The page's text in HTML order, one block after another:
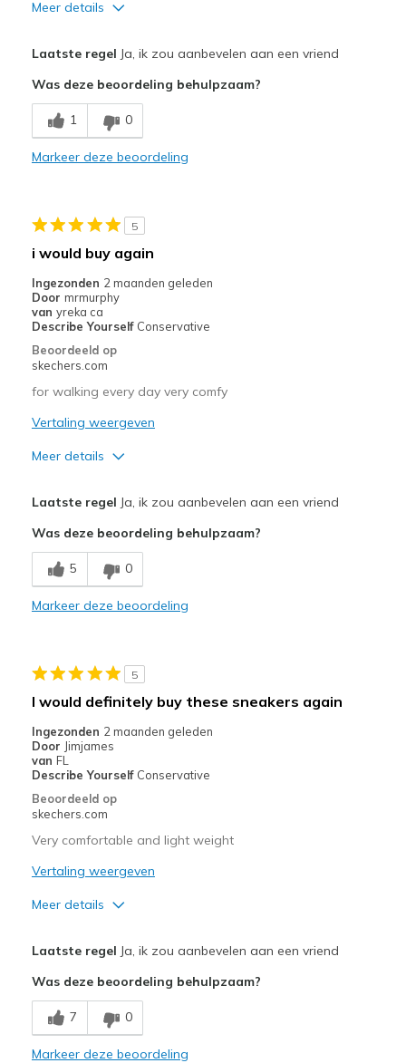
Meer details
Comfortable
Beste toepassingen
Casual Wear
Special Occasions
Width
Sizing
Feels true to size
View On Shoes
Laatste regel Ja, ik zou aanbevelen aan een vriend
Was deze beoordeling behulpzaam?
1 0
Markeer deze beoordeling
5
i would buy again
Ingezonden 2 maanden geleden
Door mrmurphy
van yreka ca
Describe Yourself Conservative
Beoordeeld op
skechers.com
for walking every day very comfy
Vertaling weergeven
Meer details
Beste toepassingen
Casual Wear
View On Shoes
I'm Into Shoes
Laatste regel Ja, ik zou aanbevelen aan een vriend
Was deze beoordeling behulpzaam?
5 0
Markeer deze beoordeling
5
I would definitely buy these sneakers again
Ingezonden 2 maanden geleden
Door Jimjames
van FL
Describe Yourself Conservative
Beoordeeld op
skechers.com
Very comfortable and light weight
Vertaling weergeven
Meer details
Breathe Well
Comfortable
Laatste regel Ja, ik zou aanbevelen aan een vriend
Was deze beoordeling behulpzaam?
7 0
Markeer deze beoordeling